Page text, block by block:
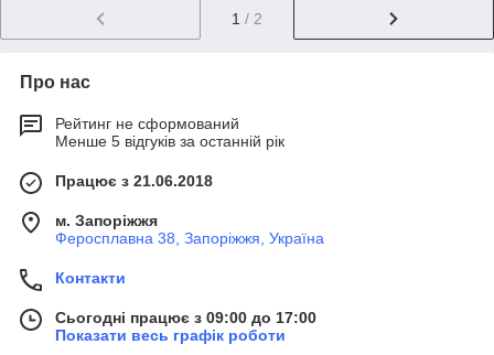
1 / 2
Про нас
Рейтинг не сформований
Менше 5 відгуків за останній рік
Працює з 21.06.2018
м. Запоріжжя
Феросплавна 38, Запоріжжя, Україна
Контакти
Сьогодні працює з 09:00 до 17:00
Показати весь графік роботи